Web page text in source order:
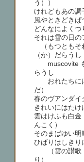
う））
けれどもあの
風やときどきぱ
どんなによく
それは雪の日の
（もつともそ
（か）だらうし
muscovite も
らうし
おれたちには
だ）
春のヴアンダイ
きれいにはたけ
雲はけふも白金
んこく）
そのまばゆい
ひばりはしきり
（雲の讃歌（
り）